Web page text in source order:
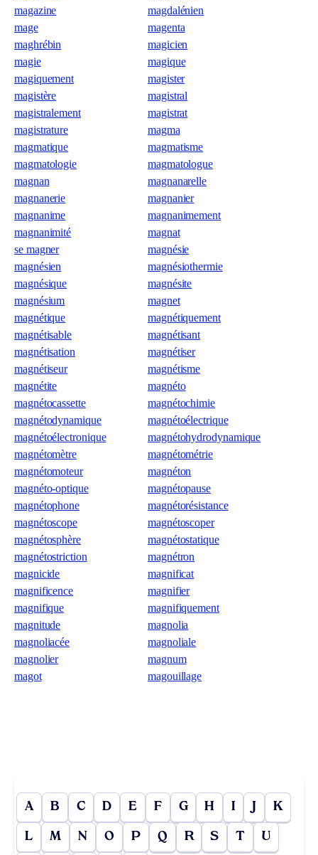
magazine
magdalénien
mage
magenta
maghrébin
magicien
magie
magique
magiquement
magister
magistère
magistral
magistralement
magistrat
magistrature
magma
magmatique
magmatisme
magmatologie
magmatologue
magnan
magnanarelle
magnanerie
magnanier
magnanime
magnanimement
magnanimité
magnat
se magner
magnésie
magnésien
magnésiothermie
magnésique
magnésite
magnésium
magnet
magnétique
magnétiquement
magnétisable
magnétisant
magnétisation
magnétiser
magnétiseur
magnétisme
magnétite
magnéto
magnétocassette
magnétochimie
magnétodynamique
magnétoélectrique
magnétoélectronique
magnétohydrodynamique
magnétomètre
magnétométrie
magnétomoteur
magnéton
magnéto-optique
magnétopause
magnétophone
magnétorésistance
magnétoscope
magnétoscoper
magnétosphère
magnétostatique
magnétostriction
magnétron
magnicide
magnificat
magnificence
magnifier
magnifique
magnifiquement
magnitude
magnolia
magnoliacée
magnoliale
magnolier
magnum
magot
magouillage
A B C D E F G H I J K
L M N O P Q R S T U